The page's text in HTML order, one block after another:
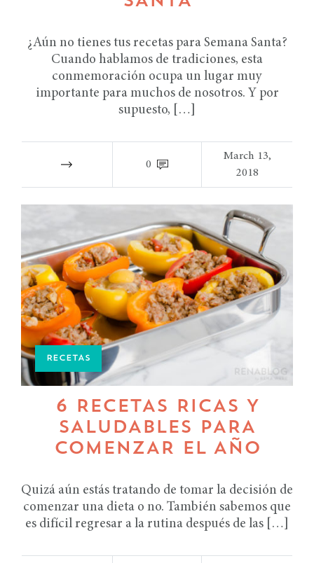
¿Aún no tienes tus recetas para Semana Santa?
Cuando hablamos de tradiciones, esta
conmemoración ocupa un lugar muy
importante para muchos de nosotros. Y por
supuesto, […]
0
March 13,
2018
RECETAS
6 RECETAS RICAS Y
SALUDABLES PARA
COMENZAR EL AÑO
Quizá aún estás tratando de tomar la decisión de
comenzar una dieta o no. También sabemos que
es difícil regresar a la rutina después de las […]